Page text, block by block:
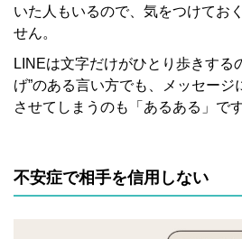
いた人もいるので、気をつけてお
せん。
LINEは文字だけがひとり歩きする
げ”のある言い方でも、メッセージ
させてしまうのも「あるある」です
不安症で相手を信用しない